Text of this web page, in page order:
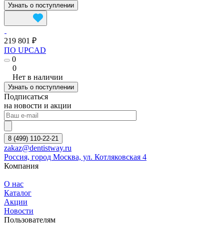
Узнать о поступлении
219 801 ₽
ПО UPCAD
0
0
Нет в наличии
Узнать о поступлении
Подписаться
на новости и акции
8 (499) 110-22-21
zakaz@dentistway.ru
Россия, город Москва, ул. Котляковская 4
Компания
О нас
Каталог
Акции
Новости
Пользователям